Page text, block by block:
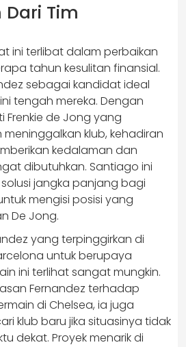
Tim
ini terlibat dalam perbaikan
tahun kesulitan finansial.
sebagai kandidat ideal
tengah mereka. Dengan
Frenkie de Jong yang
klub, kehadiran
kedalaman dan
dibutuhkan. Santiago ini
jangka panjang bagi
mengisi posisi yang
De Jong.
yang terpinggirkan di
untuk berupaya
ini terlihat sangat mungkin.
Fernandez terhadap
di Chelsea, ia juga
klub baru jika situasinya tidak
dekat. Proyek menarik di